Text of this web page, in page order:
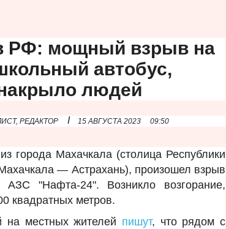
РФ: мощный взрыв на
автобус,
людей
РЕДАКТОР I 15 АВГУСТА 2023 09:50
города Махачкала (столица Республики
— Астрахань), произошел взрыв
"Нафта-24". Возникло возгорание,
квадратных метров.
на местных жителей пишут, что рядом с